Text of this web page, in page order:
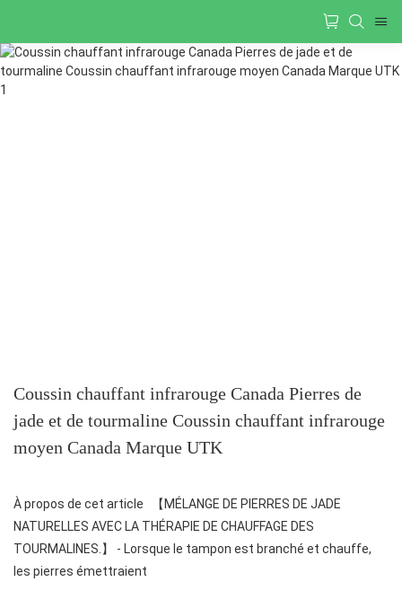
Coussin chauffant infrarouge Canada Pierres de
jade et de tourmaline Coussin chauffant infrarouge
moyen Canada Marque UTK
À propos de cet article 【MÉLANGE DE PIERRES DE JADE
NATURELLES AVEC LA THÉRAPIE DE CHAUFFAGE DES
TOURMALINES.】 - Lorsque le tampon est branché et chauffe,
les pierres émettraient